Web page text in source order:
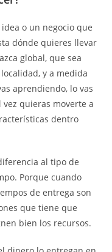
o un negocio que
dónde quieres llevar
global, que sea
y a medida
aprendiendo, lo vas
quieras moverte a
dentro
al tipo de
Porque cuando
de entrega son
que tiene que
bien los recursos.